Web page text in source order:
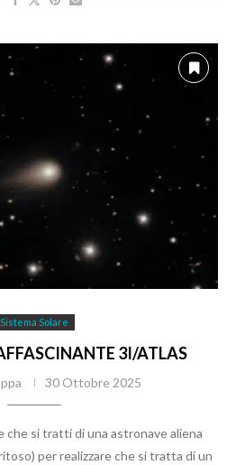
Sistema Solare
3I/ATLAS
30 Ottobre 2025
che si tratti di una astronave aliena
per realizzare che si tratta di un